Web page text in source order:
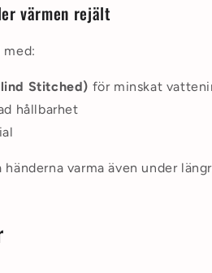
värmen rejält
med:
Stitched) för minskat
hållbarhet
varma även under